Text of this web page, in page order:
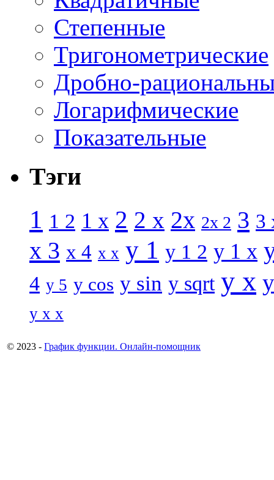
Степенные
Тригонометрические
Дробно-
Логарифмические
Показательные
Тэги
1 1 2 1 x 2 2 x 2x 2x 2 3 3
x 3 x 4 x x y 1 y 1 2 y 1 x
4 y 5 y cos y sin y sqrt y x
y x x
© 2023 - График функции. Онлайн-помощник